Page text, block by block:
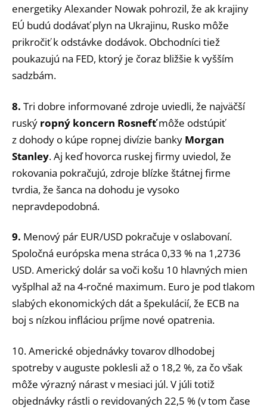
energetiky Alexander Nowak pohrozil, že ak krajiny
EÚ budú dodávať plyn na Ukrajinu, Rusko môže
prikročiť k odstávke dodávok. Obchodníci tiež
poukazujú na FED, ktorý je čoraz bližšie k vyšším
sadzbám.
8. Tri dobre informované zdroje uviedli, že najväčší
ruský ropný koncern Rosnefťmôže odstúpiť
z dohody o kúpe ropnej divízie banky Morgan
Stanley. Aj keď hovorca ruskej firmy uviedol, že
rokovania pokračujú, zdroje blízke štátnej firme
tvrdia, že šanca na dohodu je vysoko
nepravdepodobná.
9. Menový pár EUR/USD pokračuje v oslabovaní.
Spoločná európska mena stráca 0,33 % na 1,2736
USD. Americký dolár sa voči košu 10 hlavných mien
vyšplhal až na 4-ročné maximum. Euro je pod tlakom
slabých ekonomických dát a špekulácií, že ECB na
boj s nízkou infláciou príjme nové opatrenia.
10. Americké objednávky tovarov dlhodobej
spotreby v auguste poklesli až o 18,2 %, za čo však
môže výrazný nárast v mesiaci júl. V júli totiž
objednávky rástli o revidovaných 22,5 % (v tom čase